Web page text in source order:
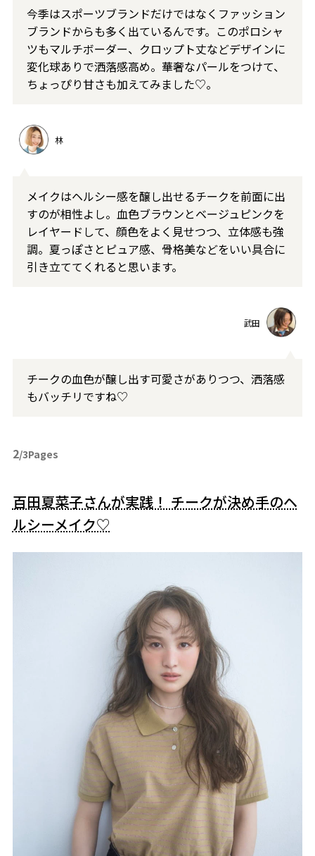
今季はスポーツブランドだけではなくファッション
ブランドからも多く出ているんです。このポロシャ
ツもマルチボーダー、クロップト丈などデザインに
変化球ありで洒落感高め。華奢なパールをつけて、
ちょっぴり甘さも加えてみました♡。
林
メイクはヘルシー感を醸し出せるチークを前面に出
すのが相性よし。血色ブラウンとベージュピンクを
レイヤードして、顔色をよく見せつつ、立体感も強
調。夏っぽさとピュア感、骨格美などをいい具合に
引き立ててくれると思います。
武田
チークの血色が醸し出す可愛さがありつつ、洒落感
もバッチリですね♡
2/3Pages
百田夏菜子さんが実践！ チークが決め手のヘ
ルシーメイク♡